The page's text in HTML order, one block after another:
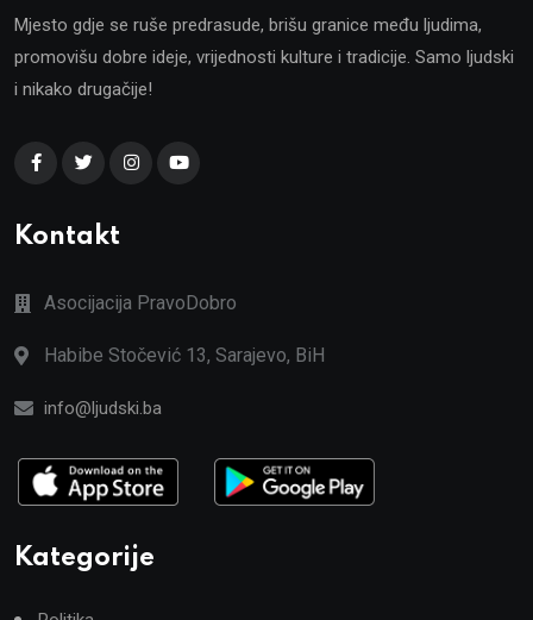
Mjesto gdje se ruše predrasude, brišu granice među ljudima,
promovišu dobre ideje, vrijednosti kulture i tradicije. Samo ljudski
i nikako drugačije!
Kontakt
Asocijacija PravoDobro
Habibe Stočević 13, Sarajevo, BiH
info@ljudski.ba
Kategorije